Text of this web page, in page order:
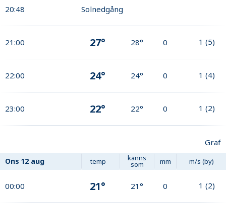
20:48 Solnedgång
21:00 27° 28° 0 1 (5)
22:00 24° 24° 0 1 (4)
23:00 22° 22° 0 1 (2)
Graf
Ons 12 aug temp känns
som mm m/s (by)
00:00 21° 21° 0 1 (2)